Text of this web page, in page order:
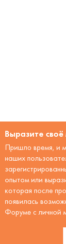
Выразите
Пришло время, и
наших
опытом или
которая после
появилась
Форуме с личной